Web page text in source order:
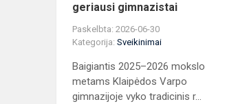
geriausi gimnazistai
Paskelbta: 2026-06-30
Kategorija: Sveikinimai
Baigiantis 2025–2026 mokslo
metams Klaipėdos Varpo
gimnazijoje vyko tradicinis r...